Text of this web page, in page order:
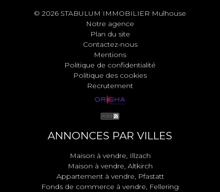
© 2026 STABULUM IMMOBILIER Mulhouse
Notre agence
Plan du site
Contactez-nous
Mentions
Politique de confidentialité
Politique des cookies
Recrutement
ANNONCES PAR VILLES
Maison à vendre, Illzach
Maison à vendre, Altkirch
Appartement à vendre, Pfastatt
Fonds de commerce à vendre, Fellering